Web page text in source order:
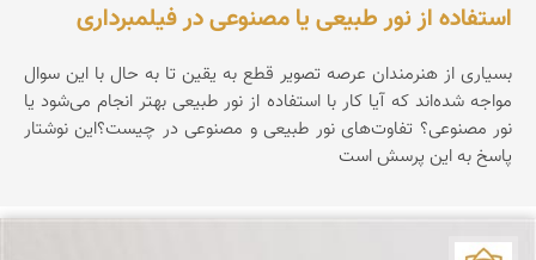
استفاده از نور طبیعی یا مصنوعی در فیلمبرداری
بسیاری از هنرمندان عرصه تصویر قطع به یقین تا به حال با این سوال
مواجه شده‌اند که آیا کار با استفاده از نور طبیعی بهتر انجام می‌شود یا
نور مصنوعی؟ تفاوت‌های نور طبیعی و مصنوعی در چیست؟این نوشتار
پاسخ به این پرسش است